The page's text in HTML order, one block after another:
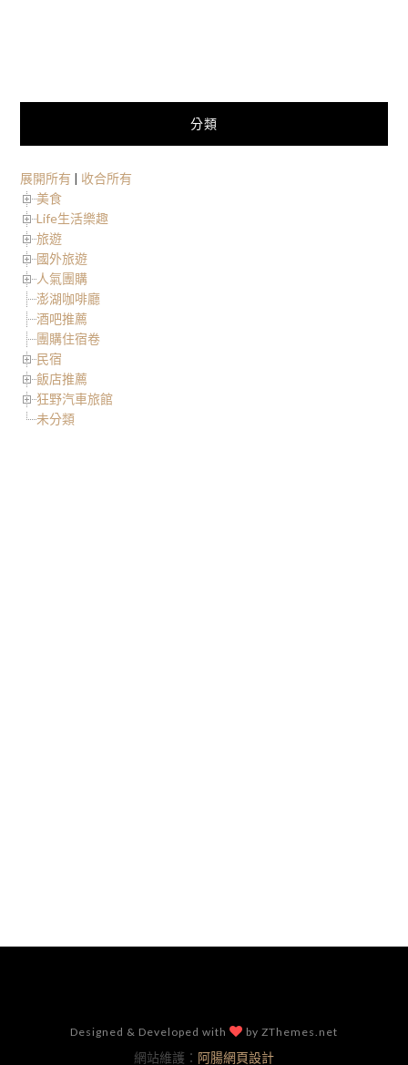
分類
展開所有 | 收合所有
美食
Life生活樂趣
旅遊
國外旅遊
人氣團購
澎湖咖啡廳
酒吧推薦
團購住宿卷
民宿
飯店推薦
狂野汽車旅館
未分類
Designed & Developed with by ZThemes.net
網站維護： 阿腸網頁設計